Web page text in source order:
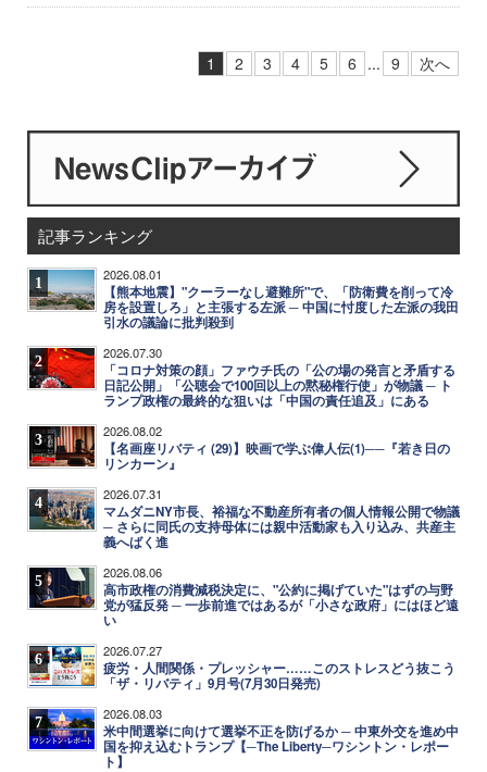
1 2 3 4 5 6 ... 9 次へ
記事ランキング
1 2026.08.01
【熊本地震】"クーラーなし避難所"で、「防衛費を削って冷
房を設置しろ」と主張する左派 ─ 中国に忖度した左派の我田
引水の議論に批判殺到
2 2026.07.30
「コロナ対策の顔」ファウチ氏の「公の場の発言と矛盾する
日記公開」「公聴会で100回以上の黙秘権行使」が物議 ─ ト
ランプ政権の最終的な狙いは「中国の責任追及」にある
3 2026.08.02
【名画座リバティ (29)】映画で学ぶ偉人伝(1)──『若き日の
リンカーン』
4 2026.07.31
マムダニNY市長、裕福な不動産所有者の個人情報公開で物議
─ さらに同氏の支持母体には親中活動家も入り込み、共産主
義へばく進
5 2026.08.06
高市政権の消費減税決定に、"公約に掲げていた"はずの与野
党が猛反発 ─ 一歩前進ではあるが「小さな政府」にはほど遠
い
6 2026.07.27
疲労・人間関係・プレッシャー……このストレスどう抜こう
「ザ・リバティ」9月号(7月30日発売)
7 2026.08.03
米中間選挙に向けて選挙不正を防げるか ─ 中東外交を進め中
国を抑え込むトランプ【─The Liberty─ワシントン・レポー
ト】